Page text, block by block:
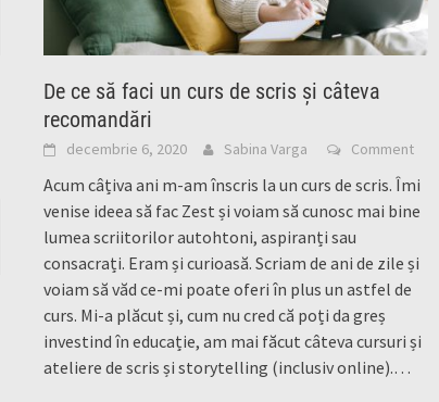
De ce să faci un curs de scris și câteva
recomandări
decembrie 6, 2020 Sabina Varga Comment
Acum câțiva ani m-am înscris la un curs de scris. Îmi
venise ideea să fac Zest și voiam să cunosc mai bine
lumea scriitorilor autohtoni, aspiranți sau
consacrați. Eram și curioasă. Scriam de ani de zile și
voiam să văd ce-mi poate oferi în plus un astfel de
curs. Mi-a plăcut și, cum nu cred că poți da greș
investind în educație, am mai făcut câteva cursuri și
ateliere de scris și storytelling (inclusiv online).…